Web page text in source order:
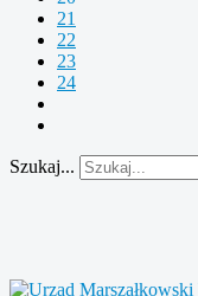
21
22
23
24
Szukaj...